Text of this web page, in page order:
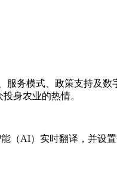
务模式、政策支持及
身农业的热情。
（AI）实时翻译，并设